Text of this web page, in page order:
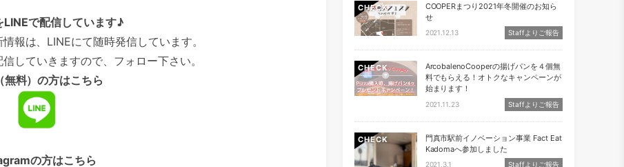
LINEで配信しています♪
報は、LINEにて随時発信しています。
していきますので、フォロー下さい。
無料）の方はこちら
の方はこちら
CHECK
COOPERまつり2021年冬開催のお知ら
せ
2021.12.13 Staffよりご報告
CHECK
ArcobalenoCooperの揚げパンを４個無
料でもらえる！オトクなキャンペーンが
始まります！
2021.11.23 Staffよりご報告
CHECK
門真市駅前イノベーション事業 Fact Eat
Kadomaへ参加しました
2021.3.1 Staffよりご報告